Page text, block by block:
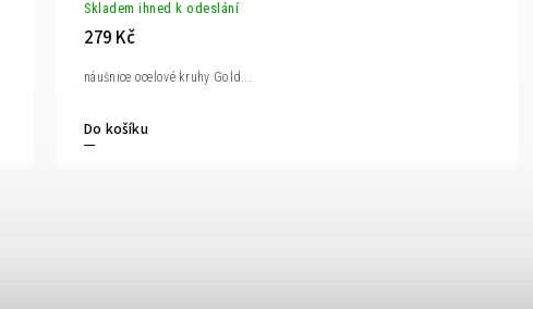
Skladem ihned k odeslání
279 Kč
Do košíku
náušnice ocelové kruhy Gold...